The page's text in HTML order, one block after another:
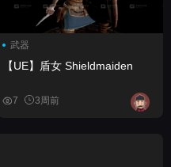
武器
【UE】盾女 Shieldmaiden
7 3周前